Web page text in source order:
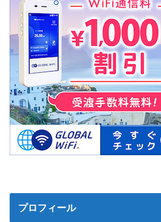
プロフィール